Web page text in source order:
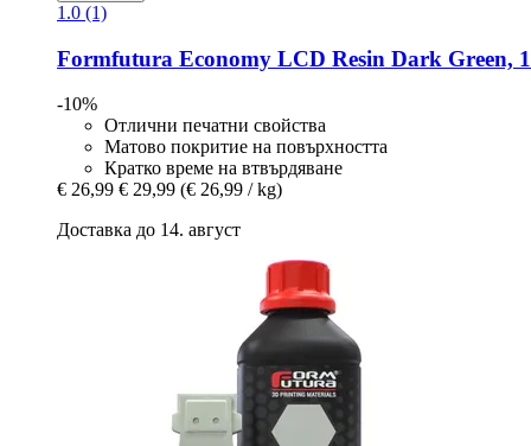
1.0 (1)
Formfutura Economy LCD Resin Dark Green,
-10%
Отлични печатни свойства
Матово покритие на повърхността
Кратко време на втвърдяване
€ 26,99 € 29,99 (€ 26,99 / kg)
Доставка до 14. август